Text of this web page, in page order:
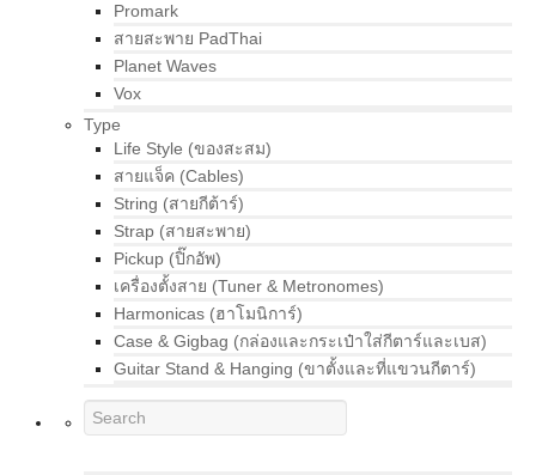
Promark
สายสะพาย PadThai
Planet Waves
Vox
Type
Life Style (ของสะสม)
สายแจ็ค (Cables)
String (สายกีต้าร์)
Strap (สายสะพาย)
Pickup (ปิ๊กอัพ)
เครื่องตั้งสาย (Tuner & Metronomes)
Harmonicas (ฮาโมนิการ์)
Case & Gigbag (กล่องและกระเป๋าใส่กีตาร์และเบส)
Guitar Stand & Hanging (ขาตั้งและที่แขวนกีตาร์)